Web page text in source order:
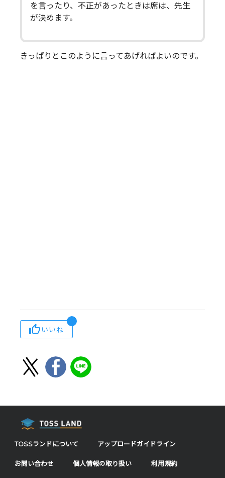
を言ったり、不正があったときは席は、先生
が決めます。
きっぱりとこのように言ってあげればよいのです。
いいね
TOSSランドについて アップロードガイドライン
お問い合わせ 個人情報の取り扱い 利用規約